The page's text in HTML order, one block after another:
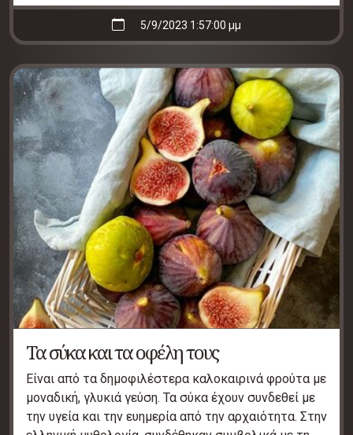
5/9/2023 1:57:00 μμ
Τα σύκα και τα οφέλη τους
Είναι από τα δημοφιλέστερα καλοκαιρινά φρούτα με
μοναδική, γλυκιά γεύση. Τα σύκα έχουν συνδεθεί με
την υγεία και την ευημερία από την αρχαιότητα. Στην